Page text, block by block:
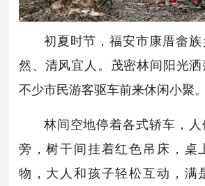
初夏时节，福安市康厝畲
然、清风宜人。茂密林间阳光洒
不少市民游客驱车前来休闲小聚。
林间空地停着各式轿车，
旁，树干间挂着红色吊床，桌
物，大人和孩子轻松互动，满